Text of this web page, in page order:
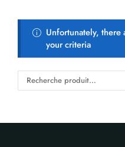
Unfortunately, there
your criteria